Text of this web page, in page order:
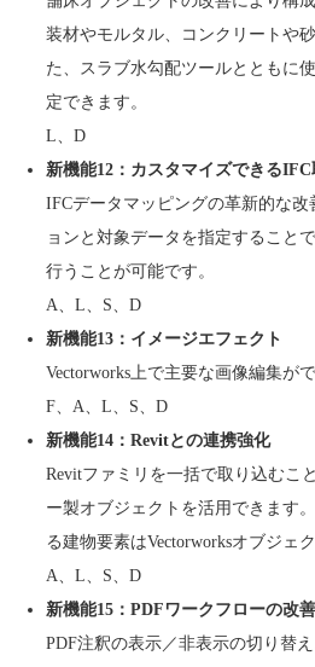
装材やモルタル、コンクリートや
た、スラブ水勾配ツールとともに
定できます。
L、D
新機能12：カスタマイズできるIFC
IFCデータマッピングの革新的な
ョンと対象データを指定すること
行うことが可能です。
A、L、S、D
新機能13：イメージエフェクト
Vectorworks上で主要な画像編集が
F、A、L、S、D
新機能14：Revitとの連携強化
Revitファミリを一括で取り込むこ
ー製オブジェクトを活用できます
る建物要素はVectorworksオブジェ
A、L、S、D
新機能15：PDFワークフローの改善
PDF注釈の表示／非表示の切り替